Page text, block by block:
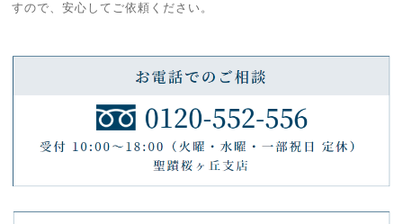
すので、安心してご依頼ください。